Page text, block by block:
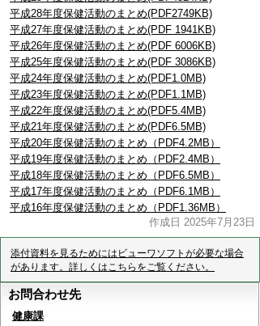
平成28年度保健活動のまとめ(PDF2749KB)
平成27年度保健活動のまとめ(PDF 1941KB)
平成26年度保健活動のまとめ(PDF 6006KB)
平成25年度保健活動のまとめ(PDF 3086KB)
平成24年度保健活動のまとめ(PDF1.0MB)
平成23年度保健活動のまとめ(PDF1.1MB)
平成22年度保健活動のまとめ(PDF5.4MB)
平成21年度保健活動のまとめ(PDF6.5MB)
平成20年度保健活動のまとめ（PDF4.2MB）
平成19年度保健活動のまとめ（PDF2.4MB）
平成18年度保健活動のまとめ（PDF6.5MB）
平成17年度保健活動のまとめ（PDF6.1MB）
平成16年度保健活動のまとめ（PDF1.36MB）
作成日 2025年7月23日
添付資料を見るためにはビューワソフトが必要な場合
があります。詳しくはこちらをご覧ください。
お問合わせ先
健康課